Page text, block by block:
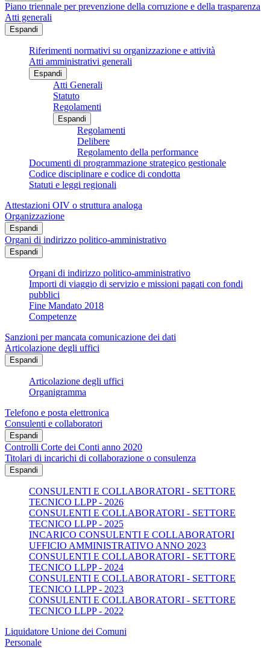
Piano triennale per prevenzione della corruzione e della trasparenza
Atti generali
Espandi
Riferimenti normativi su organizzazione e attività
Atti amministrativi generali
Espandi
Atti Generali
Statuto
Regolamenti
Espandi
Regolamenti
Delibere
Regolamento della performance
Documenti di programmazione strategico gestionale
Codice disciplinare e codice di condotta
Statuti e leggi regionali
Attestazioni OIV o struttura analoga
Organizzazione
Espandi
Organi di indirizzo politico-amministrativo
Espandi
Organi di indirizzo politico-amministrativo
Importi di viaggio di servizio e missioni pagati con fondi
pubblici
Fine Mandato 2018
Competenze
Sanzioni per mancata comunicazione dei dati
Articolazione degli uffici
Espandi
Articolazione degli uffici
Organigramma
Telefono e posta elettronica
Consulenti e collaboratori
Espandi
Controlli Corte dei Conti anno 2020
Titolari di incarichi di collaborazione o consulenza
Espandi
CONSULENTI E COLLABORATORI - SETTORE
TECNICO LLPP - 2026
CONSULENTI E COLLABORATORI - SETTORE
TECNICO LLPP - 2025
INCARICO CONSULENTI E COLLABORATORI
UFFICIO AMMINISTRATIVO ANNO 2023
CONSULENTI E COLLABORATORI - SETTORE
TECNICO LLPP - 2024
CONSULENTI E COLLABORATORI - SETTORE
TECNICO LLPP - 2023
CONSULENTI E COLLABORATORI - SETTORE
TECNICO LLPP - 2022
Liquidatore Unione dei Comuni
Personale